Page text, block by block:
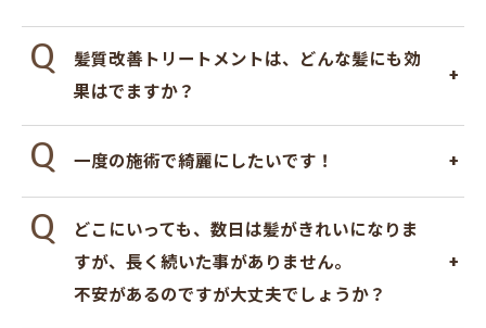
髪質改善トリートメントは、どんな髪にも効
果はでますか？
一度の施術で綺麗にしたいです！
どこにいっても、数日は髪がきれいになりま
すが、長く続いた事がありません。
不安があるのですが大丈夫でしょうか？